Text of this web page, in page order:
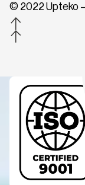
© 2022 Upteko